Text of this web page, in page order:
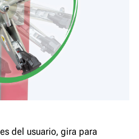
del usuario, gira para